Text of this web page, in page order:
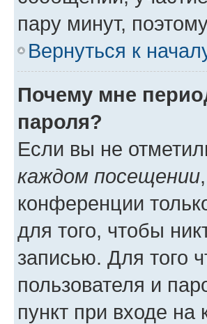
пару минут,
Вернуться к
Почему мне
пароля?
Если вы не
каждом посещении
конференции
для того, чтобы
записью. Для того
пользователя и
пункт при входе